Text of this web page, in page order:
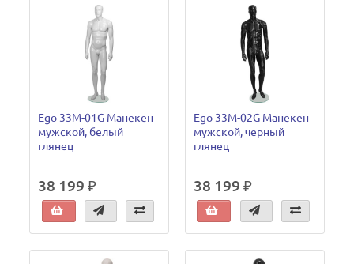
Ego 33M-01G Манекен
мужской, белый
глянец
38 199 ₽
Ego 33M-02G Манекен
мужской, черный
глянец
38 199 ₽